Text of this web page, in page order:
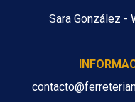
Sara González -